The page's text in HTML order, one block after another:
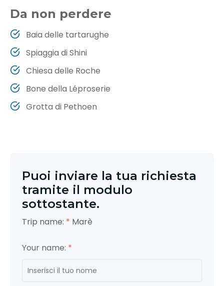
Da non perdere
Baia delle tartarughe
Spiaggia di Shini
Chiesa delle Roche
Bone della Léproserie
Grotta di Pethoen
Puoi inviare la tua richiesta
tramite il modulo
sottostante.
Trip name: * Marè
Your name: *